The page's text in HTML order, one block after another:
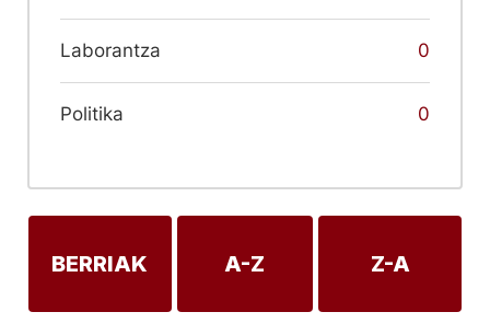
Laborantza 0
Politika 0
BERRIAK A-Z Z-A